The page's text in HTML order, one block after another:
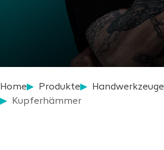
Home Produkte Handwerkzeuge
Kupferhämmer